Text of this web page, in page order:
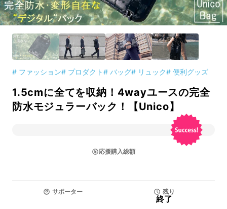
# ファッション# プロダクト# バッグ# リュック# 便利グッズ
1.5cmに全てを収納！4wayユースの完全
防水モジュラーバック！【Unico】
応援購入総額
サポーター 残り
終了